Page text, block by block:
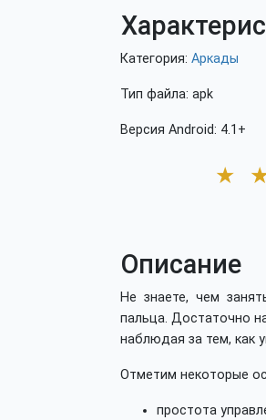
Категория: Аркады
Тип файла: apk
Версия Android: 4.1+
★
Описание
Не знаете, чем
пальца. Достаточно
наблюдая за тем, как
Отметим некоторые
простота